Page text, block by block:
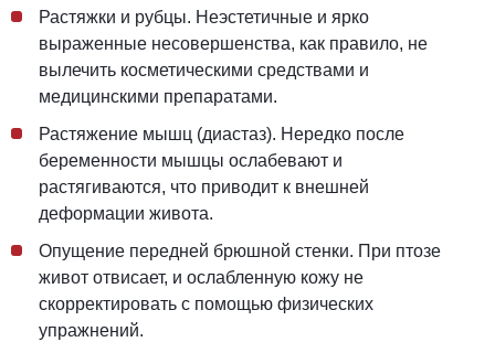
Растяжки и рубцы. Неэстетичные и ярко
выраженные несовершенства, как правило, не
вылечить косметическими средствами и
медицинскими препаратами.
Растяжение мышц (диастаз). Нередко после
беременности мышцы ослабевают и
растягиваются, что приводит к внешней
деформации живота.
Опущение передней брюшной стенки. При птозе
живот отвисает, и ослабленную кожу не
скорректировать с помощью физических
упражнений.